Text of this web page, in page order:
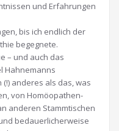
und Erfahrungen
bis ich endlich der
begegnete.
– und auch das
Hahnemanns
anderes als das, was
von Homöopathen-
anderen Stammtischen
bedauerlicherweise